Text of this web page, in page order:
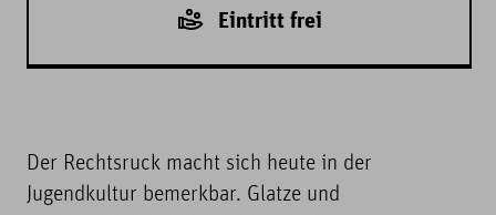
Eintritt frei
Der Rechtsruck macht sich heute in der
Jugendkultur bemerkbar. Glatze und